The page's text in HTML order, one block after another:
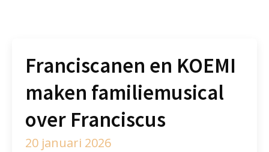
Franciscanen en KOEMI
maken familiemusical
over Franciscus
20 januari 2026